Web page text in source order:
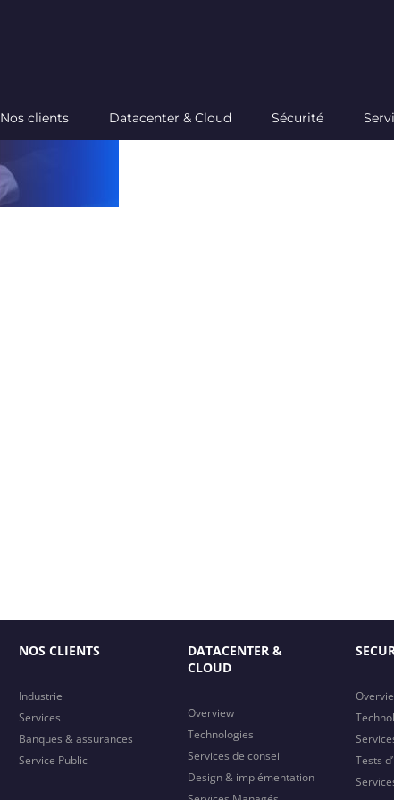
Nos clients Datacenter & Cloud Sécurité
NOS CLIENTS
Industrie
Services
Banques & assurances
Service Public
DATACENTER &
CLOUD
Overview
Technologies
Services de conseil
Design & implémentation
Tests